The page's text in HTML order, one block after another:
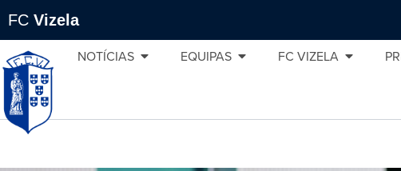
FC Vizela
NOTÍCIAS EQUIPAS FC VIZELA